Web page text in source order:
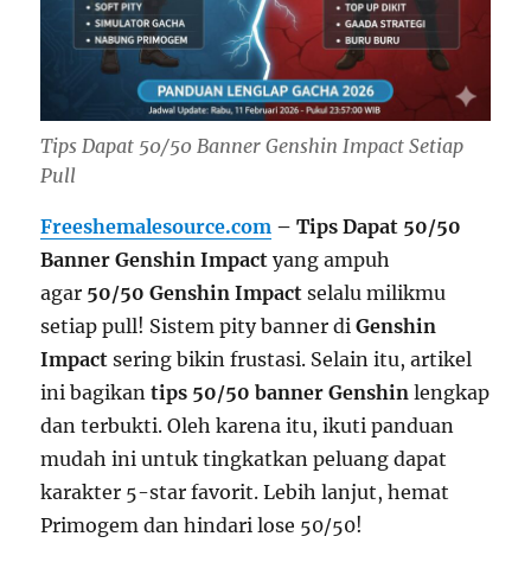
Tips Dapat 50/50 Banner Genshin Impact Setiap
Pull
Freeshemalesource.com – Tips Dapat 50/50
Banner Genshin Impact yang ampuh
agar 50/50 Genshin Impact selalu milikmu
setiap pull! Sistem pity banner diGenshin
Impact sering bikin frustasi. Selain itu, artikel
ini bagikantips 50/50 banner Genshin lengkap
dan terbukti. Oleh karena itu, ikuti panduan
mudah ini untuk tingkatkan peluang dapat
karakter 5-star favorit. Lebih lanjut, hemat
Primogem dan hindari lose 50/50!